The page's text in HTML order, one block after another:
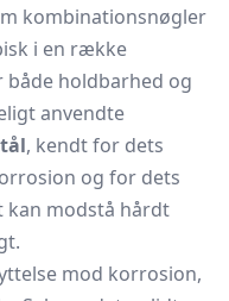
kombinationsnøgler
i en række
holdbarhed og
anvendte
, kendt for dets
og for dets
kan modstå hårdt
mod korrosion,